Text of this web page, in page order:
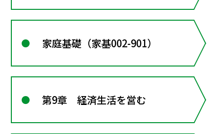
家庭基礎（家基002-901）
第9章 経済生活を営む